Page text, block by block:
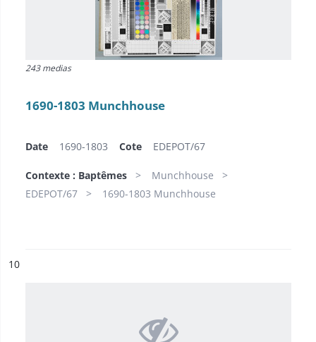
243 medias
1690-1803 Munchhouse
Date 1690-1803 Cote EDEPOT/67
Contexte : Baptêmes
Munchhouse
EDEPOT/67
1690-1803 Munchhouse
n°
10